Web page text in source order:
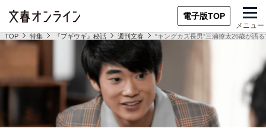
電子版TOP
メニュー
TOP 特集 『ブギウギ』秘話 週刊文春 “キングカズ長男”三浦獠太26歳が語